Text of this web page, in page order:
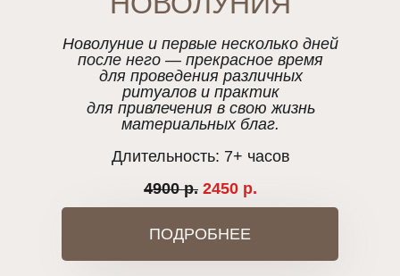
ПОДРОБНЕЕ
Новолуние и первые несколько дней
после него — прекрасное время
для проведения различных
ритуалов и практик
для привлечения в свою жизнь
материальных благ.
Длительность: 7+ часов
4900 р. 2450 р.